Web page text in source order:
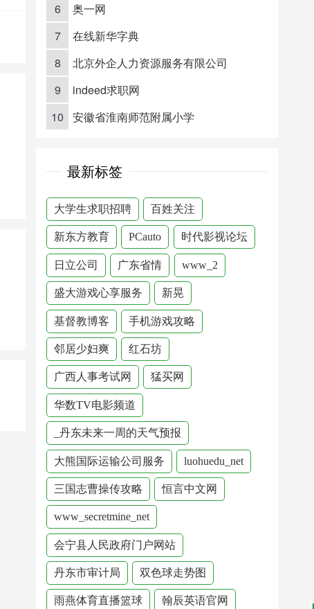
6
奥一网
7
在线新华字典
8
北京外企人力资源服务有限公司
9
indeed求职网
10
安徽省淮南师范附属小学
最新标签
大学生求职招聘 百姓关注
新东方教育 PCauto 时代影视论坛
日立公司 广东省情 www_2
盛大游戏心享服务 新晃
基督教博客 手机游戏攻略
邻居少妇爽 红石坊
广西人事考试网 猛买网
华数TV电影频道
_丹东未来一周的天气预报
大熊国际运输公司服务 luohuedu_net
三国志曹操传攻略 恒言中文网
www_secretmine_net
会宁县人民政府门户网站
丹东市审计局 双色球走势图
雨燕体育直播篮球 翰辰英语官网